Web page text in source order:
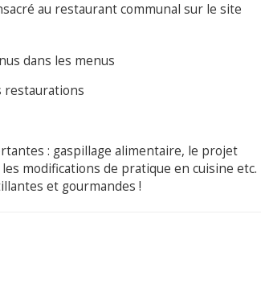
au restaurant communal sur le site
dans les menus
restaurations
: gaspillage alimentaire, le projet
modifications de pratique en cuisine etc.
et gourmandes !